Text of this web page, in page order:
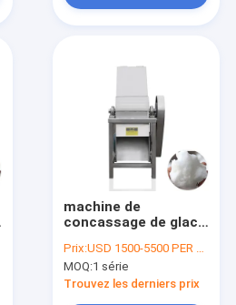
machine de
concassage de glace
petit bloc électrique
Prix:USD 1500-5500 PER SER
MOQ:1 série
Trouvez les derniers prix